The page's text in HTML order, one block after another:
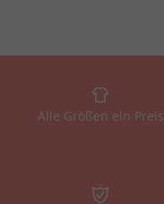
Alle Größen ein Preis